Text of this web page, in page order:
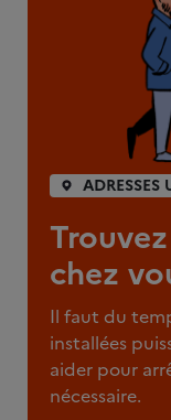
ADRESSES
chez
Il faut du
installées
aider pour
nécessaire.